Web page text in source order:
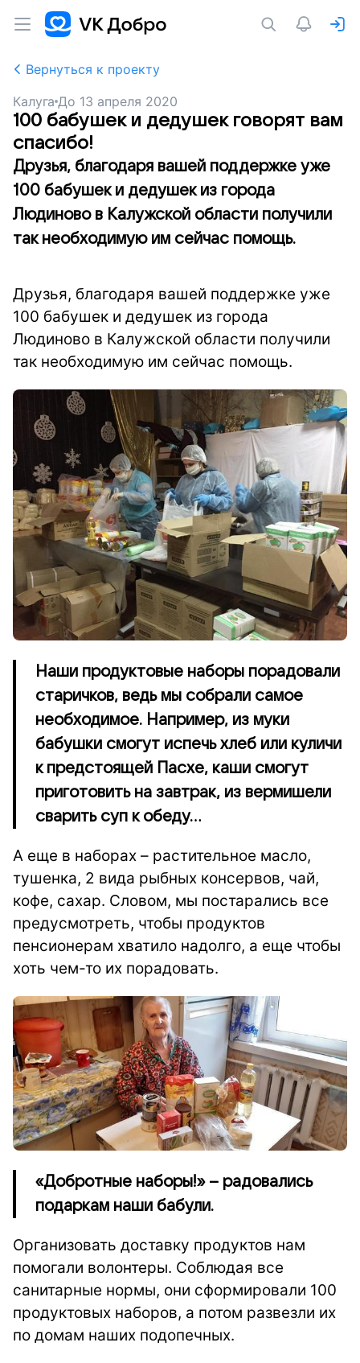
Вернуться к проекту
Калуга До 13 апреля 2020
100 бабушек и дедушек говорят вам
спасибо!
Друзья, благодаря вашей поддержке уже
100 бабушек и дедушек из города
Людиново в Калужской области получили
так необходимую им сейчас помощь.
Друзья, благодаря вашей поддержке уже
100 бабушек и дедушек из города
Людиново в Калужской области получили
так необходимую им сейчас помощь.
Наши продуктовые наборы порадовали
старичков, ведь мы собрали самое
необходимое. Например, из муки
бабушки смогут испечь хлеб или куличи
к предстоящей Пасхе, каши смогут
приготовить на завтрак, из вермишели
сварить суп к обеду…
А еще в наборах – растительное масло,
тушенка, 2 вида рыбных консервов, чай,
кофе, сахар. Словом, мы постарались все
предусмотреть, чтобы продуктов
пенсионерам хватило надолго, а еще чтобы
хоть чем-то их порадовать.
«Добротные наборы!» – радовались
подаркам наши бабули.
Организовать доставку продуктов нам
помогали волонтеры. Соблюдая все
санитарные нормы, они сформировали 100
продуктовых наборов, а потом развезли их
по домам наших подопечных.